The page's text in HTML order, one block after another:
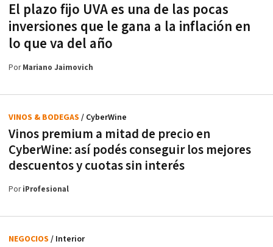
El plazo fijo UVA es una de las pocas
inversiones que le gana a la inflación en
lo que va del año
PorMariano Jaimovich
Vinos premium a mitad de precio en
CyberWine: así podés conseguir los mejores
descuentos y cuotas sin interés
VINOS & BODEGAS / CyberWine
PoriProfesional
NEGOCIOS / Interior